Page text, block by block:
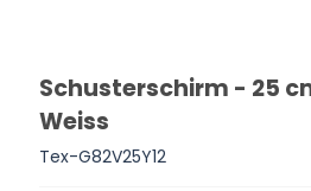
Schusterschirm - 25
Weiss
Tex-G82V25Y12